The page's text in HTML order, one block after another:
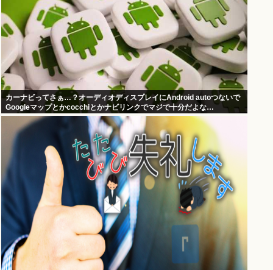
カーナビってさぁ…？オーディオディスプレイにAndroid autoつないで
Googleマップとかcocchiとかナビリンクでマジで十分だよな…